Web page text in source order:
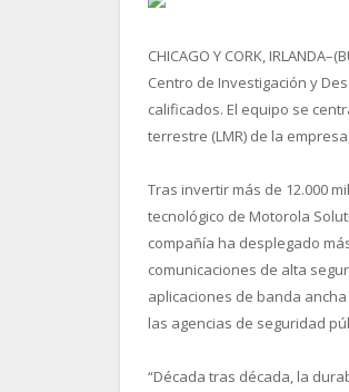
CHICAGO Y CORK,
Centro de Investigación y
calificados. El equipo se
terrestre (LMR) de la
Tras invertir más de 12.000
tecnológico de Motorola
compañía ha desplegado
comunicaciones de alta
aplicaciones de banda
las agencias de seguridad
“Década tras década, la